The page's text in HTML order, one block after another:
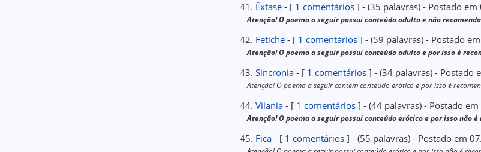
41. Êxtase - [ 1 comentários ] - (35 palavras) - Postado
Atenção! O poema a seguir possui conteúdo adulto e não
42. Fetiche- [ 1 comentários ] - (59 palavras) - Postado
Atenção! O poema a seguir possui conteúdo adulto e por isso é
43.Sincronia - [ 1 comentários ] - (34 palavras) - Postado
Atenção! O poema a seguir contém conteúdo erótico e por isso é
44.Vilania - [ 1 comentários ] - (44 palavras) - Postado
Atenção! O poema a seguir possui conteúdo erótico e por isso não
45. Fica - [ 1 comentários ] - (55 palavras) - Postado em